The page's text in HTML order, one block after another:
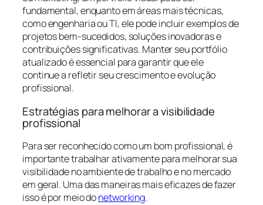
fundamental, enquanto em áreas mais técnicas,
como engenharia ou TI, ele pode incluir exemplos de
projetos bem-sucedidos, soluções inovadoras e
contribuições significativas. Manter seu portfólio
atualizado é essencial para garantir que ele
continue a refletir seu crescimento e evolução
profissional.
Estratégias para melhorar a visibilidade
profissional
Para ser reconhecido como um bom profissional, é
importante trabalhar ativamente para melhorar sua
visibilidade no ambiente de trabalho e no mercado
em geral. Uma das maneiras mais eficazes de fazer
isso é por meio donetworking.